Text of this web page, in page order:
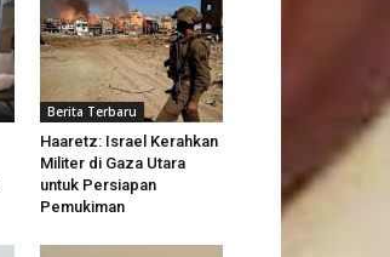
Berita Terbaru
Haaretz: Israel Kerahkan
Militer di Gaza Utara
untuk Persiapan
Pemukiman